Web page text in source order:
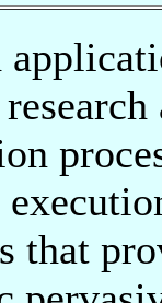
that